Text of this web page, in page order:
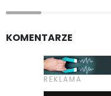
KOMENTARZE